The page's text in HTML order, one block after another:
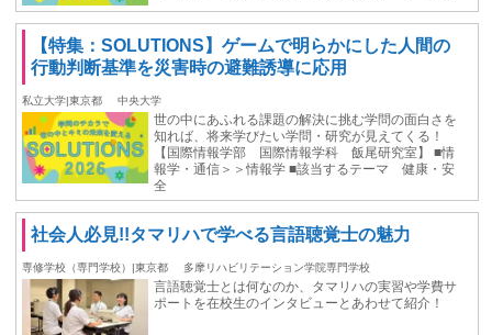
【特集：SOLUTIONS】ゲームで明らかにした人間の
行動判断基準を災害時の避難誘導に応用
私立大学|東京都 中央大学
世の中にあふれる課題の解決に挑む学問の面白さを
知れば、将来学びたい学問・研究が見えてくる！
【国際情報学部 国際情報学科 飯尾研究室】 ■情
報学・通信＞＞情報学 ■該当するテーマ 健康・安
全
社会人必見!!タマリハで学べる言語聴覚士の魅力
専修学校（専門学校）|東京都 多摩リハビリテーション学院専門学校
言語聴覚士とは何なのか、タマリハの実習や学費サ
ポートを在校生のインタビューとあわせて紹介！